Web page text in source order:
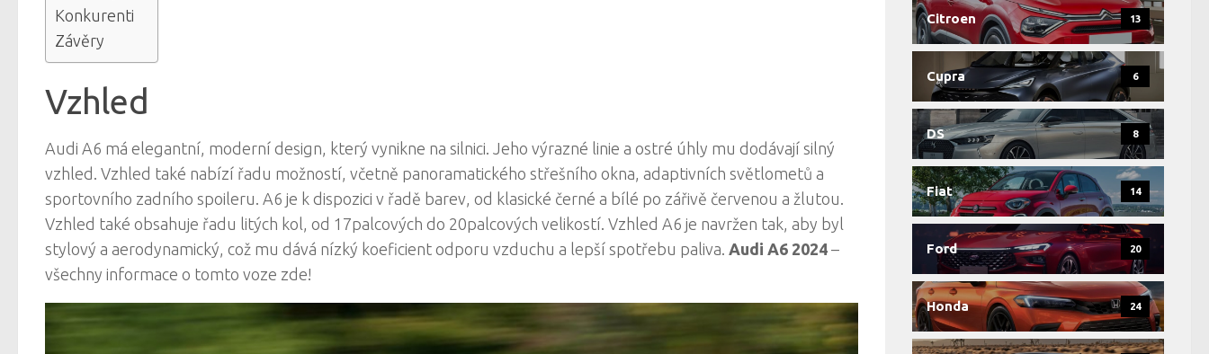
Konkurenti
Závěry
Vzhled
Audi A6 má elegantní, moderní design, který vynikne na silnici. Jeho výrazné linie a ostré úhly mu dodávají silný
vzhled. Vzhled také nabízí řadu možností, včetně panoramatického střešního okna, adaptivních světlometů a
sportovního zadního spoileru. A6 je k dispozici v řadě barev, od klasické černé a bílé po zářivě červenou a žlutou.
Vzhled také obsahuje řadu litých kol, od 17palcových do 20palcových velikostí. Vzhled A6 je navržen tak, aby byl
stylový a aerodynamický, což mu dává nízký koeficient odporu vzduchu a lepší spotřebu paliva. Audi A6 2024 –
všechny informace o tomto voze zde!
Citroen 13
Cupra 6
DS 8
Fiat 14
Ford 20
Honda 24